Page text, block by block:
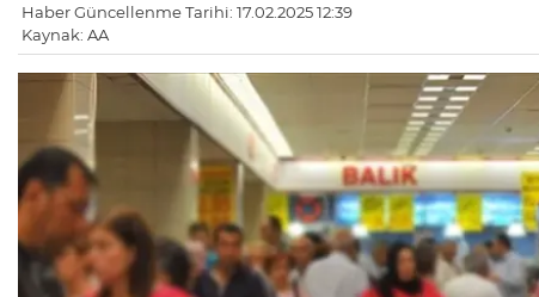
Haber Güncellenme Tarihi: 17.02.2025 12:39
Kaynak: AA